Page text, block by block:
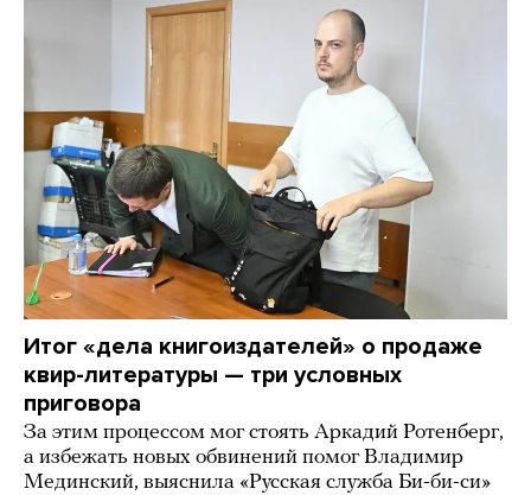
Итог «дела книгоиздателей» о продаже
квир-литературы — три условных
приговора
За этим процессом мог стоять Аркадий Ротенберг,
а избежать новых обвинений помог Владимир
Мединский, выяснила «Русская служба Би-би-си»